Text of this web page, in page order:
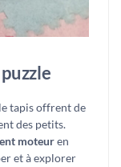
tapis offrent de
des petits.
moteuren
et à explorer